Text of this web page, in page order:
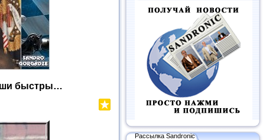
быстры…
Рассылка Sandronic